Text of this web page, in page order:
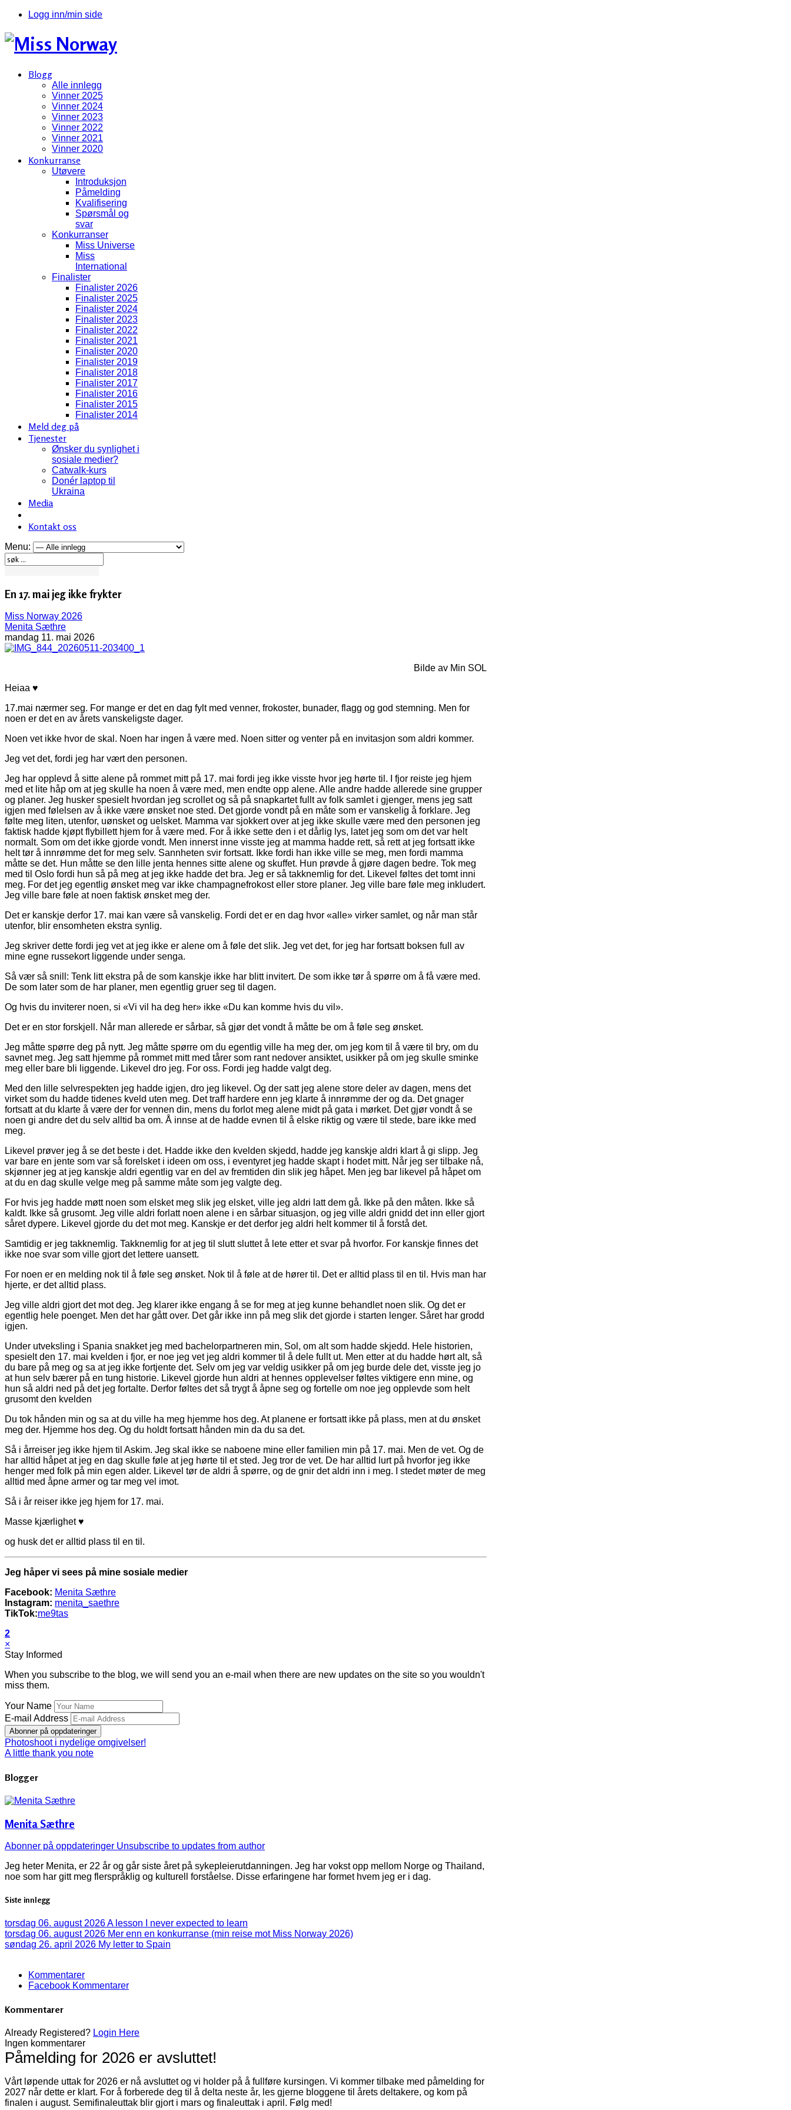
Logg inn/min side
Blogg
Alle innlegg
Vinner 2025
Vinner 2024
Vinner 2023
Vinner 2022
Vinner 2021
Vinner 2020
Konkurranse
Utøvere
Introduksjon
Påmelding
Kvalifisering
Spørsmål og
svar
Konkurranser
Miss Universe
Miss
International
Finalister
Finalister 2026
Finalister 2025
Finalister 2024
Finalister 2023
Finalister 2022
Finalister 2021
Finalister 2020
Finalister 2019
Finalister 2018
Finalister 2017
Finalister 2016
Finalister 2015
Finalister 2014
Meld deg på
Tjenester
Ønsker du synlighet i
sosiale medier?
Catwalk-kurs
Donér laptop til
Ukraina
Media
Kontakt oss
Menu:
En 17. mai jeg ikke frykter
Miss Norway 2026
Menita Sæthre
mandag 11. mai 2026
Bilde av Min SOL
Heiaa ♥
17.mai nærmer seg. For mange er det en dag fylt med venner, frokoster, bunader, flagg og god stemning. Men for
noen er det en av årets vanskeligste dager.
Noen vet ikke hvor de skal. Noen har ingen å være med. Noen sitter og venter på en invitasjon som aldri kommer.
Jeg vet det, fordi jeg har vært den personen.
Jeg har opplevd å sitte alene på rommet mitt på 17. mai fordi jeg ikke visste hvor jeg hørte til. I fjor reiste jeg hjem
med et lite håp om at jeg skulle ha noen å være med, men endte opp alene. Alle andre hadde allerede sine grupper
og planer. Jeg husker spesielt hvordan jeg scrollet og så på snapkartet fullt av folk samlet i gjenger, mens jeg satt
igjen med følelsen av å ikke være ønsket noe sted. Det gjorde vondt på en måte som er vanskelig å forklare. Jeg
følte meg liten, utenfor, uønsket og uelsket. Mamma var sjokkert over at jeg ikke skulle være med den personen jeg
faktisk hadde kjøpt flybillett hjem for å være med. For å ikke sette den i et dårlig lys, latet jeg som om det var helt
normalt. Som om det ikke gjorde vondt. Men innerst inne visste jeg at mamma hadde rett, så rett at jeg fortsatt ikke
helt tør å innrømme det for meg selv. Sannheten svir fortsatt. Ikke fordi han ikke ville se meg, men fordi mamma
måtte se det. Hun måtte se den lille jenta hennes sitte alene og skuffet. Hun prøvde å gjøre dagen bedre. Tok meg
med til Oslo fordi hun så på meg at jeg ikke hadde det bra. Jeg er så takknemlig for det. Likevel føltes det tomt inni
meg. For det jeg egentlig ønsket meg var ikke champagnefrokost eller store planer. Jeg ville bare føle meg inkludert.
Jeg ville bare føle at noen faktisk ønsket meg der.
Det er kanskje derfor 17. mai kan være så vanskelig. Fordi det er en dag hvor «alle» virker samlet, og når man står
utenfor, blir ensomheten ekstra synlig.
Jeg skriver dette fordi jeg vet at jeg ikke er alene om å føle det slik. Jeg vet det, for jeg har fortsatt boksen full av
mine egne russekort liggende under senga.
Så vær så snill: Tenk litt ekstra på de som kanskje ikke har blitt invitert. De som ikke tør å spørre om å få være med.
De som later som de har planer, men egentlig gruer seg til dagen.
Og hvis du inviterer noen, si «Vi vil ha deg her» ikke «Du kan komme hvis du vil».
Det er en stor forskjell. Når man allerede er sårbar, så gjør det vondt å måtte be om å føle seg ønsket.
Jeg måtte spørre deg på nytt. Jeg måtte spørre om du egentlig ville ha meg der, om jeg kom til å være til bry, om du
savnet meg. Jeg satt hjemme på rommet mitt med tårer som rant nedover ansiktet, usikker på om jeg skulle sminke
meg eller bare bli liggende. Likevel dro jeg. For oss. Fordi jeg hadde valgt deg.
Med den lille selvrespekten jeg hadde igjen, dro jeg likevel. Og der satt jeg alene store deler av dagen, mens det
virket som du hadde tidenes kveld uten meg. Det traff hardere enn jeg klarte å innrømme der og da. Det gnager
fortsatt at du klarte å være der for vennen din, mens du forlot meg alene midt på gata i mørket. Det gjør vondt å se
noen gi andre det du selv alltid ba om. Å innse at de hadde evnen til å elske riktig og være til stede, bare ikke med
meg.
Likevel prøver jeg å se det beste i det. Hadde ikke den kvelden skjedd, hadde jeg kanskje aldri klart å gi slipp. Jeg
var bare en jente som var så forelsket i ideen om oss, i eventyret jeg hadde skapt i hodet mitt. Når jeg ser tilbake nå,
skjønner jeg at jeg kanskje aldri egentlig var en del av fremtiden din slik jeg håpet. Men jeg bar likevel på håpet om
at du en dag skulle velge meg på samme måte som jeg valgte deg.
For hvis jeg hadde møtt noen som elsket meg slik jeg elsket, ville jeg aldri latt dem gå. Ikke på den måten. Ikke så
kaldt. Ikke så grusomt. Jeg ville aldri forlatt noen alene i en sårbar situasjon, og jeg ville aldri gnidd det inn eller gjort
såret dypere. Likevel gjorde du det mot meg. Kanskje er det derfor jeg aldri helt kommer til å forstå det.
Samtidig er jeg takknemlig. Takknemlig for at jeg til slutt sluttet å lete etter et svar på hvorfor. For kanskje finnes det
ikke noe svar som ville gjort det lettere uansett.
For noen er en melding nok til å føle seg ønsket. Nok til å føle at de hører til. Det er alltid plass til en til. Hvis man har
hjerte, er det alltid plass.
Jeg ville aldri gjort det mot deg. Jeg klarer ikke engang å se for meg at jeg kunne behandlet noen slik. Og det er
egentlig hele poenget. Men det har gått over. Det går ikke inn på meg slik det gjorde i starten lenger. Såret har grodd
igjen.
Under utveksling i Spania snakket jeg med bachelorpartneren min, Sol, om alt som hadde skjedd. Hele historien,
spesielt den 17. mai kvelden i fjor, er noe jeg vet jeg aldri kommer til å dele fullt ut. Men etter at du hadde hørt alt, så
du bare på meg og sa at jeg ikke fortjente det. Selv om jeg var veldig usikker på om jeg burde dele det, visste jeg jo
at hun selv bærer på en tung historie. Likevel gjorde hun aldri at hennes opplevelser føltes viktigere enn mine, og
hun så aldri ned på det jeg fortalte. Derfor føltes det så trygt å åpne seg og fortelle om noe jeg opplevde som helt
grusomt den kvelden
Du tok hånden min og sa at du ville ha meg hjemme hos deg. At planene er fortsatt ikke på plass, men at du ønsket
meg der. Hjemme hos deg. Og du holdt fortsatt hånden min da du sa det.
Så i årreiser jeg ikke hjem til Askim. Jeg skal ikke se naboene mine eller familien min på 17. mai. Men de vet. Og de
har alltid håpet at jeg en dag skulle føle at jeg hørte til et sted. Jeg tror de vet. De har alltid lurt på hvorfor jeg ikke
henger med folk på min egen alder. Likevel tør de aldri å spørre, og de gnir det aldri inn i meg. I stedet møter de meg
alltid med åpne armer og tar meg vel imot.
Så i år reiser ikke jeg hjem for 17. mai.
Masse kjærlighet ♥
og husk det er alltid plass til en til.
Jeg håper vi sees på mine sosiale medier
Facebook: Menita Sæthre
Instagram: menita_saethre
TikTok:me9tas
2
×
Stay Informed
When you subscribe to the blog, we will send you an e-mail when there are new updates on the site so you wouldn't
miss them.
Your Name
E-mail Address
Abonner på oppdateringer
Photoshoot i nydelige omgivelser!
A little thank you note
Blogger
Menita Sæthre
Abonner på oppdateringer Unsubscribe to updates from author
Jeg heter Menita, er 22 år og går siste året på sykepleierutdanningen. Jeg har vokst opp mellom Norge og Thailand,
noe som har gitt meg flerspråklig og kulturell forståelse. Disse erfaringene har formet hvem jeg er i dag.
Siste innlegg
torsdag 06. august 2026A lesson I never expected to learn
torsdag 06. august 2026 Mer enn en konkurranse (min reise mot Miss Norway 2026)
søndag 26. april 2026 My letter to Spain
Kommentarer
Facebook Kommentarer
Kommentarer
Already Registered? Login Here
Ingen kommentarer
Påmelding for 2026 er avsluttet!
Vårt løpende uttak for 2026 er nå avsluttet og vi holder på å fullføre kursingen. Vi kommer tilbake med påmelding for
2027 når dette er klart. For å forberede deg til å delta neste år, les gjerne bloggene til årets deltakere, og kom på
finalen i august. Semifinaleuttak blir gjort i mars og finaleuttak i april. Følg med!